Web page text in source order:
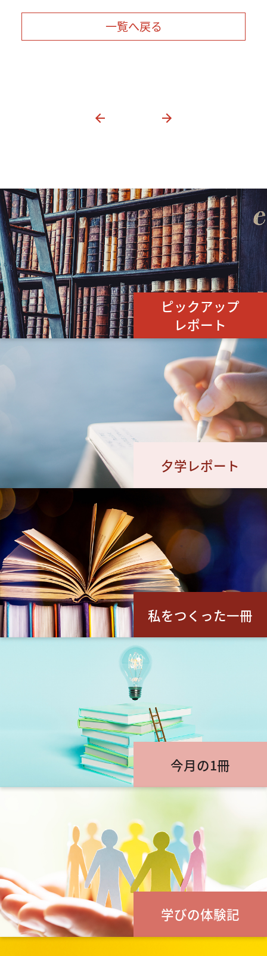
一覧へ戻る
ピックアップ
レポート
夕学レポート
私をつくった一冊
今月の1冊
学びの体験記